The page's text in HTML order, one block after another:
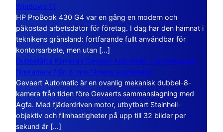
Windows 11
HP ProBook 430 G4 var en gång en modern och
påkostad arbetsdator för företag. I dag har den hamnat i
teknikens gränsland: fortfarande fullt användbar för
kontorsarbete, men utan […]
Dubbelåtta Kameran Gevaert Automatic – en mekanisk
filmkamera från 8 mm-filmens storhetstid
Gevaert Automatic är en ovanlig mekanisk dubbel-8-
kamera från tiden före Gevaerts sammanslagning med
Agfa. Med fjäderdriven motor, utbytbart Steinheil-
objektiv och filmhastigheter på upp till 32 bilder per
sekund är […]